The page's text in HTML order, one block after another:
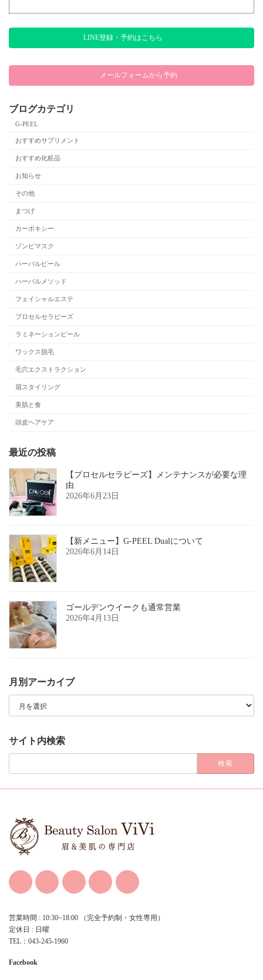
LINE登録・予約はこちら
メールフォームから予約
ブログカテゴリ
G-PEEL
おすすめサプリメント
おすすめ化粧品
お知らせ
その他
まつげ
カーボキシー
ゾンビマスク
ハーバルピール
ハーバルメソッド
フェイシャルエステ
プロセルセラピーズ
ラミネーションピール
ワックス脱毛
毛穴エクストラクション
眉スタイリング
美肌と食
頭皮ヘアケア
最近の投稿
【プロセルセラピーズ】メンテナンスが必要な理
由
2026年6月23日
【新メニュー】G-PEEL Dualについて
2026年6月14日
ゴールデンウイークも通常営業
2026年4月13日
月別アーカイブ
イ
ブ
サイト内検索
検
営業時間 : 10:30~18:00 （完全予約制・女性専用）
定休日 : 日曜
TEL：043-245-1960
Facebook